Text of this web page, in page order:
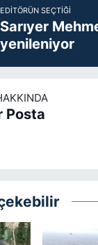
EDITÖRÜN SEÇTIĞI
Sarıyer
yenileniyor
Posta